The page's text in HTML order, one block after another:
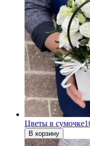
Цветы в сумочке
В корзину